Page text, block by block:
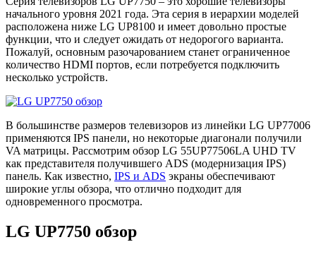
начального уровня 2021 года. Эта серия в иерархии моделей
расположена ниже LG UP8100 и имеет довольно простые
функции, что и следует ожидать от недорогого варианта.
Пожалуй, основным разочарованием станет ограниченное
количество HDMI портов, если потребуется подключить
несколько устройств.
В большинстве размеров телевизоров из линейки LG UP77006
применяются IPS панели, но некоторые диагонали получили
VA матрицы. Рассмотрим обзор LG 55UP77506LA UHD TV
как представителя получившего ADS (модернизация IPS)
панель. Как известно, IPS и ADS экраны обеспечивают
широкие углы обзора, что отлично подходит для
одновременного просмотра.
LG UP7750 обзор